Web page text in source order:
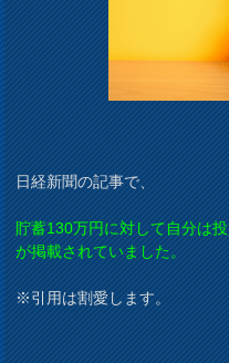
日経新聞の記事で、
貯蓄130万円に対して自分は
が掲載されていました。
※引用は割愛します。